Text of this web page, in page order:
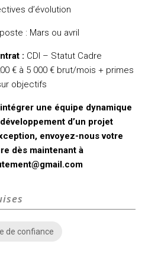
d’évolution
: Mars ou avril
: CDI – Statut Cadre
€ à 5 000 € brut/mois + primes
objectifs
une équipe dynamique
d’un projet
envoyez-nous votre
dès maintenant à
de confiance